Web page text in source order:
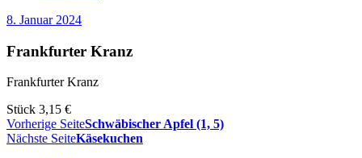
8. Januar 2024
Frankfurter Kranz
Frankfurter Kranz
Stück 3,15 €
Vorherige SeiteSchwäbischer Apfel (1, 5)
Nächste SeiteKäsekuchen